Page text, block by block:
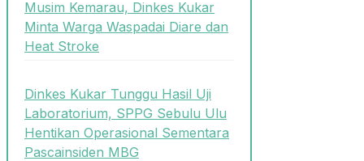
Musim Kemarau, Dinkes Kukar
Minta Warga Waspadai Diare dan
Heat Stroke
Dinkes Kukar Tunggu Hasil Uji
Laboratorium, SPPG Sebulu Ulu
Hentikan Operasional Sementara
Pascainsiden MBG